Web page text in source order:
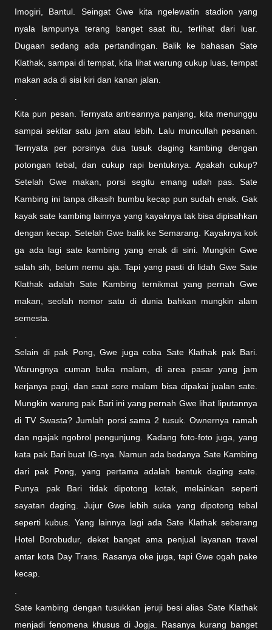
Imogiri, Bantul. Seingat Gwe kita ngelewatin stadion yang
nyala lampunya terang banget saat itu, terlihat dari luar.
Dugaan sedang ada pertandingan. Balik ke bahasan Sate
Klathak, sampai di tempat, kita lihat warung cukup luas, tempat
makan ada di sisi kiri dan kanan jalan.
Kita pun pesan. Ternyata antreannya panjang, kita menunggu
sampai sekitar satu jam atau lebih. Lalu muncullah pesanan.
Ternyata per porsinya dua tusuk daging kambing dengan
potongan tebal, dan cukup rapi bentuknya. Apakah cukup?
Setelah Gwe makan, porsi segitu emang udah pas. Sate
Kambing ini tanpa dikasih bumbu kecap pun sudah enak. Gak
kayak sate kambing lainnya yang kayaknya tak bisa dipisahkan
dengan kecap. Setelah Gwe balik ke Semarang. Kayaknya kok
ga ada lagi sate kambing yang enak di sini. Mungkin Gwe
salah sih, belum nemu aja. Tapi yang pasti di lidah Gwe Sate
Klathak adalah Sate Kambing ternikmat yang pernah Gwe
makan, seolah nomor satu di dunia bahkan mungkin alam
semesta.
Selain di pak Pong, Gwe juga coba Sate Klathak pak Bari.
Warungnya cuman buka malam, di area pasar yang jam
kerjanya pagi, dan saat sore malam bisa dipakai jualan sate.
Mungkin warung pak Bari ini yang pernah Gwe lihat liputannya
di TV Swasta? Jumlah porsi sama 2 tusuk. Ownernya ramah
dan ngajak ngobrol pengunjung. Kadang foto-foto juga, yang
kata pak Bari buat IG-nya. Namun ada bedanya Sate Kambing
dari pak Pong, yang pertama adalah bentuk daging sate.
Punya pak Bari tidak dipotong kotak, melainkan seperti
sayatan daging. Jujur Gwe lebih suka yang dipotong tebal
seperti kubus. Yang lainnya lagi ada Sate Klathak seberang
Hotel Borobudur, deket banget ama penjual layanan travel
antar kota Day Trans. Rasanya oke juga, tapi Gwe ogah pake
kecap.
Sate kambing dengan tusukkan jeruji besi alias Sate Klathak
menjadi fenomena khusus di Jogja. Rasanya kurang banget